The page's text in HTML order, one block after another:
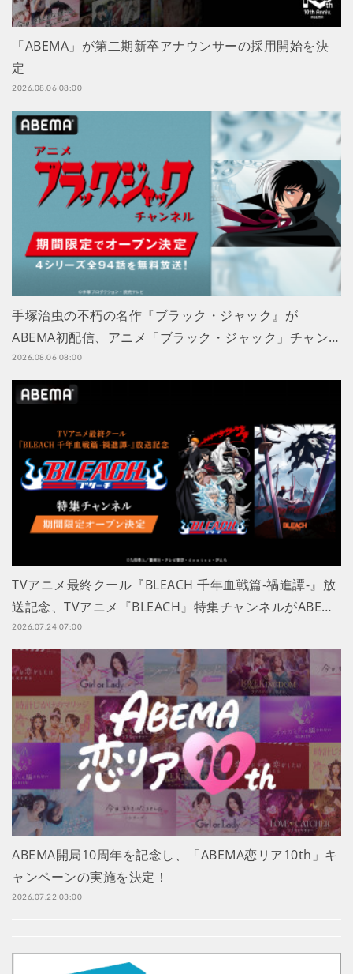
「ABEMA」が第二期新卒アナウンサーの採用開始を決
定
2026.08.06 08:00
手塚治虫の不朽の名作『ブラック・ジャック』が
ABEMA初配信、アニメ「ブラック・ジャック」チャン…
2026.08.06 08:00
TVアニメ最終クール『BLEACH 千年血戦篇-禍進譚-』放
送記念、TVアニメ『BLEACH』特集チャンネルがABE…
2026.07.24 07:00
ABEMA開局10周年を記念し、「ABEMA恋リア10th」キ
ャンペーンの実施を決定！
2026.07.22 03:00